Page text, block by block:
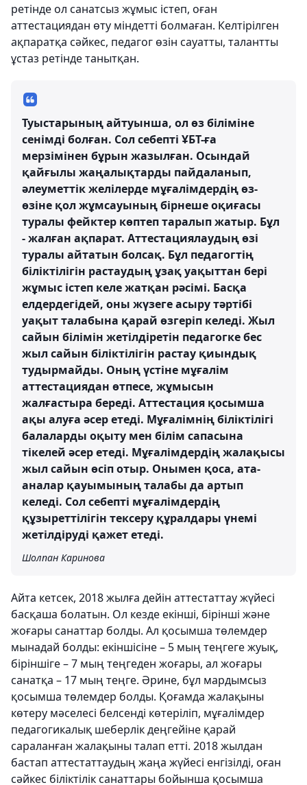
ретінде ол санатсыз жұмыс істеп, оған
аттестациядан өту міндетті болмаған. Келтірілген
ақпаратқа сәйкес, педагог өзін сауатты, талантты
ұстаз ретінде танытқан.
Туыстарының айтуынша, ол өз біліміне
сенімді болған. Сол себепті ҰБТ-ға
мерзімінен бұрын жазылған. Осындай
қайғылы жаңалықтарды пайдаланып,
әлеуметтік желілерде мұғалімдердің өз-
өзіне қол жұмсауының бірнеше оқиғасы
туралы фейктер көптеп таралып жатыр. Бұл
- жалған ақпарат. Аттестациялаудың өзі
туралы айтатын болсақ. Бұл педагогтің
біліктілігін растаудың ұзақ уақыттан бері
жұмыс істеп келе жатқан рәсімі. Басқа
елдердегідей, оны жүзеге асыру тәртібі
уақыт талабына қарай өзгеріп келеді. Жыл
сайын білімін жетілдіретін педагогке бес
жыл сайын біліктілігін растау қиындық
тудырмайды. Оның үстіне мұғалім
аттестациядан өтпесе, жұмысын
жалғастыра береді. Аттестация қосымша
ақы алуға әсер етеді. Мұғалімнің біліктілігі
балаларды оқыту мен білім сапасына
тікелей әсер етеді. Мұғалімдердің жалақысы
жыл сайын өсіп отыр. Онымен қоса, ата-
аналар қауымының талабы да артып
келеді. Сол себепті мұғалімдердің
құзыреттілігін тексеру құралдары үнемі
жетілдіруді қажет етеді.
Шолпан Каринова
Айта кетсек, 2018 жылға дейін аттестаттау жүйесі
басқаша болатын. Ол кезде екінші, бірінші және
жоғары санаттар болды. Ал қосымша төлемдер
мынадай болды: екіншісіне – 5 мың теңгеге жуық,
біріншіге – 7 мың теңгеден жоғары, ал жоғары
санатқа – 17 мың теңге. Әрине, бұл мардымсыз
қосымша төлемдер болды. Қоғамда жалақыны
көтеру мәселесі белсенді көтеріліп, мұғалімдер
педагогикалық шеберлік деңгейіне қарай
сараланған жалақыны талап етті. 2018 жылдан
бастап аттестаттаудың жаңа жүйесі енгізілді, оған
сәйкес біліктілік санаттары бойынша қосымша